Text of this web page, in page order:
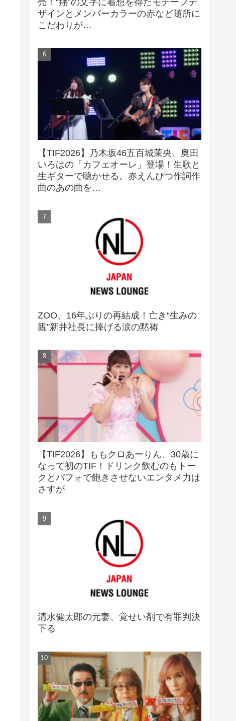
ザインとメンバーカラーの赤など随所に
こだわりが…
【TIF2026】乃木坂46五百城茉央、奥田
いろはの「カフェオーレ」登場！生歌と
生ギターで聴かせる。赤えんぴつ作詞作
曲のあの曲を…
ZOO、16年ぶりの再結成！亡き“生みの
親”新井社長に捧げる涙の黙祷
【TIF2026】ももクロあーりん、30歳に
なって初のTIF！ドリンク飲むのもトー
クとパフォで飽きさせないエンタメ力は
さすが
清水健太郎の元妻、覚せい剤で有罪判決
下る